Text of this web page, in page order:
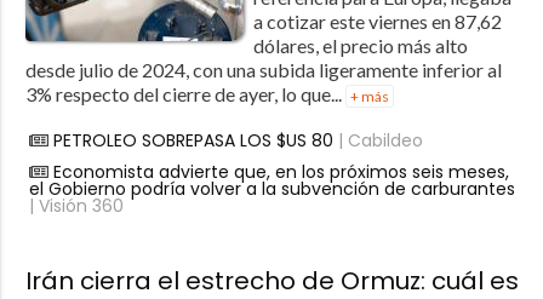
a cotizar este viernes en 87,62
dólares, el precio más alto
desde julio de 2024, con una subida ligeramente inferior al
3% respecto del cierre de ayer, lo que... + más
PETROLEO SOBREPASA LOS $US 80 | Cabildeo
Economista advierte que, en los próximos seis meses,
el Gobierno podría volver a la subvención de carburantes
| Visión 360
Irán cierra el estrecho de Ormuz: cuál es